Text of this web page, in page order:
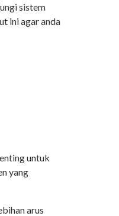
sistem
ini agar anda
untuk
yang
arus